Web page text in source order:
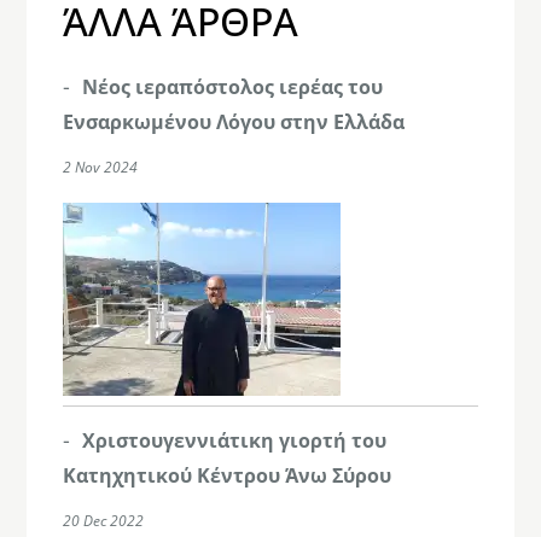
ΆΛΛΑ ΆΡΘΡΑ
Νέος ιεραπόστολος ιερέας του
Ενσαρκωμένου Λόγου στην Ελλάδα
2 Nov 2024
Χριστουγεννιάτικη γιορτή του
Κατηχητικού Κέντρου Άνω Σύρου
20 Dec 2022